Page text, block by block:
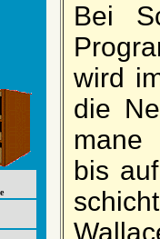
Bei
wird
die
mane
bis